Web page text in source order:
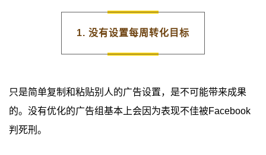
1. 没有设置每周转化目标
只是简单复制和粘贴别人的广告设置，是不可能带来成果
的。没有优化的广告组基本上会因为表现不佳被Facebook
判死刑。